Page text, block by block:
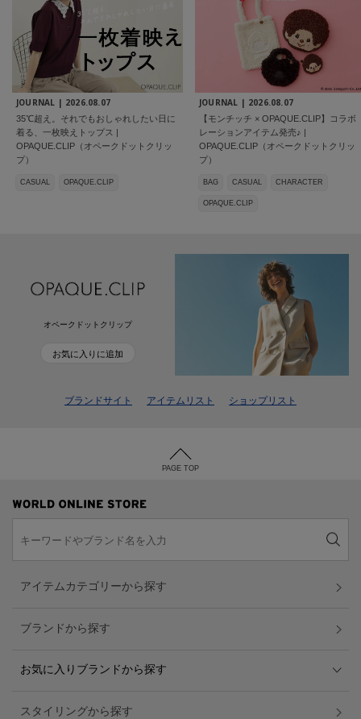
JOURNAL | 2026.08.07
35℃超え。それでもおしゃれしたい日に
着る、一枚映えトップス |
OPAQUE.CLIP（オペークドットクリッ
プ）
CASUAL OPAQUE.CLIP
JOURNAL | 2026.08.07
【モンチッチ × OPAQUE.CLIP】コラボ
レーションアイテム発売♪ |
OPAQUE.CLIP（オペークドットクリッ
プ）
BAG CASUAL CHARACTER
OPAQUE.CLIP
オペークドットクリップ
お気に入りに追加
ブランドサイト アイテムリスト ショップリスト
PAGE TOP
アイテムカテゴリーから探す
ブランドから探す
お気に入りブランドから探す
スタイリングから探す